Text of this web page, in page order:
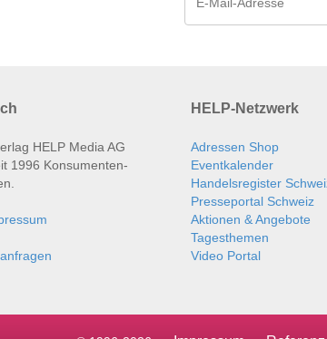
HELP Media AG
1996 Konsumenten­
HELP-Netzwerk
Adressen Shop
Eventkalender
Handelsregister
Presseportal Schweiz
Aktionen & Angebote
Tagesthemen
Video Portal